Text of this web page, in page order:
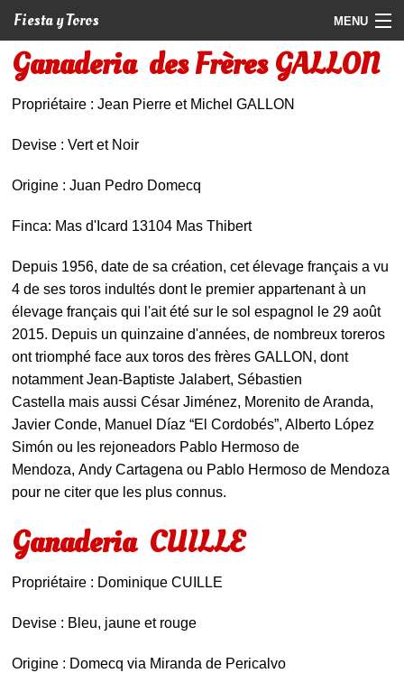
Fiesta y Toros MENU
Programme
Billetterie
Photos
Vidéos
Actualités
Partenaires
Contact
Ganaderia des Frères GALLON
Propriétaire : Jean Pierre et Michel GALLON
Devise : Vert et Noir
Origine : Juan Pedro Domecq
Finca: Mas d'Icard 13104 Mas Thibert
Depuis 1956, date de sa création, cet élevage français a vu
4 de ses toros indultés dont le premier appartenant à un
élevage français qui l'ait été sur le sol espagnol le 29 août
2015. Depuis un quinzaine d'années, de nombreux toreros
ont triomphé face aux toros des frères GALLON, dont
notamment Jean-Baptiste Jalabert, Sébastien
Castella mais aussi César Jiménez, Morenito de Aranda,
Javier Conde, Manuel Díaz “El Cordobés”, Alberto López
Simón ou les rejoneadors Pablo Hermoso de
Mendoza, Andy Cartagena ou Pablo Hermoso de Mendoza
pour ne citer que les plus connus.
Ganaderia CUILLE
Propriétaire : Dominique CUILLE
Devise : Bleu, jaune et rouge
Origine : Domecq via Miranda de Pericalvo